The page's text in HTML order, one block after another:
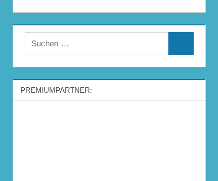
PREMIUMPARTNER: